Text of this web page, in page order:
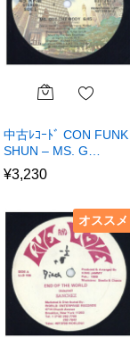
中古ﾚｺｰﾄﾞ CON FUNK
SHUN – MS. G…
¥3,230
オススメ